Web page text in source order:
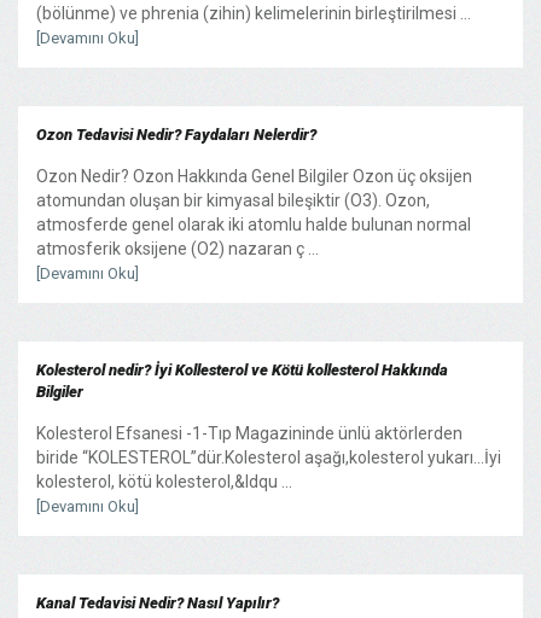
(bölünme) ve phrenia (zihin) kelimelerinin birleştirilmesi ...
[Devamını Oku]
Ozon Tedavisi Nedir? Faydaları Nelerdir?
Ozon Nedir? Ozon Hakkında Genel Bilgiler Ozon üç oksijen
atomundan oluşan bir kimyasal bileşiktir (O3). Ozon,
atmosferde genel olarak iki atomlu halde bulunan normal
atmosferik oksijene (O2) nazaran ç ...
[Devamını Oku]
Kolesterol nedir? İyi Kollesterol ve Kötü kollesterol Hakkında
Bilgiler
Kolesterol Efsanesi -1-Tıp Magazininde ünlü aktörlerden
biride “KOLESTEROL”dür.Kolesterol aşağı,kolesterol yukarı…İyi
kolesterol, kötü kolesterol,&ldqu ...
[Devamını Oku]
Kanal Tedavisi Nedir? Nasıl Yapılır?